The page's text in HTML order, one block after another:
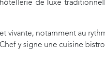
de luxe
vivante, notamment au
y signe une cuisine